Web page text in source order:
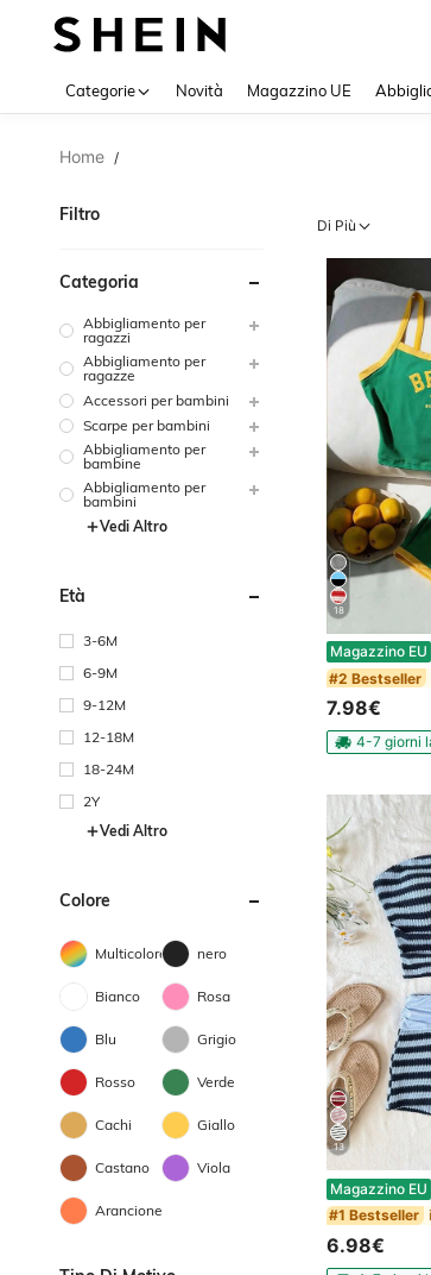
Categorie Novità Magazzino UE
Home /
Filtro
Categoria
Abbigliamento per
ragazzi
Abbigliamento per
ragazze
Accessori per bambini
Scarpe per bambini
Abbigliamento per
bambine
Abbigliamento per
bambini
Vedi Altro
Età
3-6M
6-9M
9-12M
12-18M
18-24M
2Y
Vedi Altro
Colore
Multicolore nero
Bianco Rosa
Blu Grigio
Rosso Verde
Cachi Giallo
Castano Viola
Arancione
Di Più
18
Magazzino EU
#2 Bestseller
7.98€
4-7 giorni
13
Magazzino EU
#1 Bestseller
6.98€